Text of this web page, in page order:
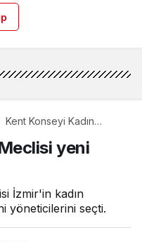
Kent Konseyi Kadın
seçti
yeni
İzmir'in kadın
yöneticilerini seçti.